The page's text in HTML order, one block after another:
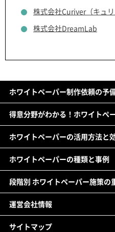
株式会社Curiver（キュリ
株式会社DreamLab
ホワイトペーパー制作依頼の予
得意分野がわかる！ホワイトペ
ホワイトペーパーの活用方法と
ホワイトペーパーの種類と事例
段階別 ホワイトペーパー施策の
運営会社情報
サイトマップ